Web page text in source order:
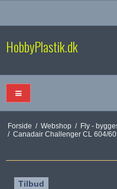
HobbyPlastik.dk
Forside / Webshop / Fly -
/ Canadair Challenger CL 604/
Tilbud